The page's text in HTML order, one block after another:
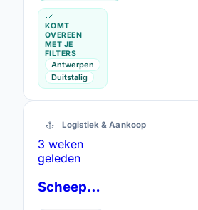
KOMT
OVEREEN
MET JE
FILTERS
Antwerpen
Duitstalig
Logistiek & Aankoop
3 weken
geleden
Scheepsbevrachter binnenvaart